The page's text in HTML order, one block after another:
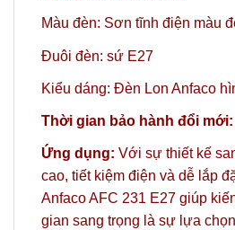
Màu đèn: Sơn tĩnh điện màu
Đuôi đèn: sứ E27
Kiểu dáng: Đèn Lon Anfaco
Thời gian bảo hành đổi mới:
Ứng dụng: Với sự thiết kế
cao, tiết kiệm điện và dễ lắp
Anfaco AFC 231 E27 giúp
gian sang trọng là sự lựa